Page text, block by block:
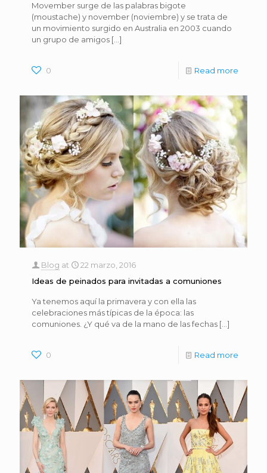
Movember surge de las palabras bigote
(moustache) y november (noviembre) y se trata de
un movimiento surgido en Australia en 2003 cuando
un grupo de amigos […]
0 Read more
Blog at
22 marzo, 2016
Ideas de peinados para invitadas a comuniones
Ya tenemos aquí la primavera y con ella las
celebraciones más típicas de la época: las
comuniones. ¿Y qué va de la mano de las fechas […]
0 Read more